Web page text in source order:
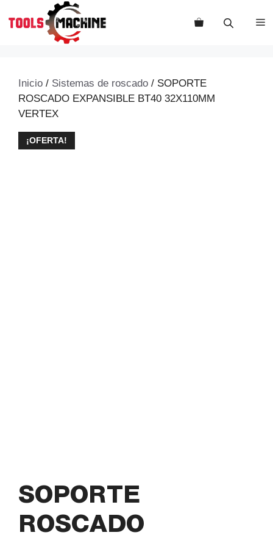
Inicio / Sistemas de roscado / SOPORTE
ROSCADO EXPANSIBLE BT40 32X110MM
VERTEX
¡OFERTA!
SOPORTE
ROSCADO